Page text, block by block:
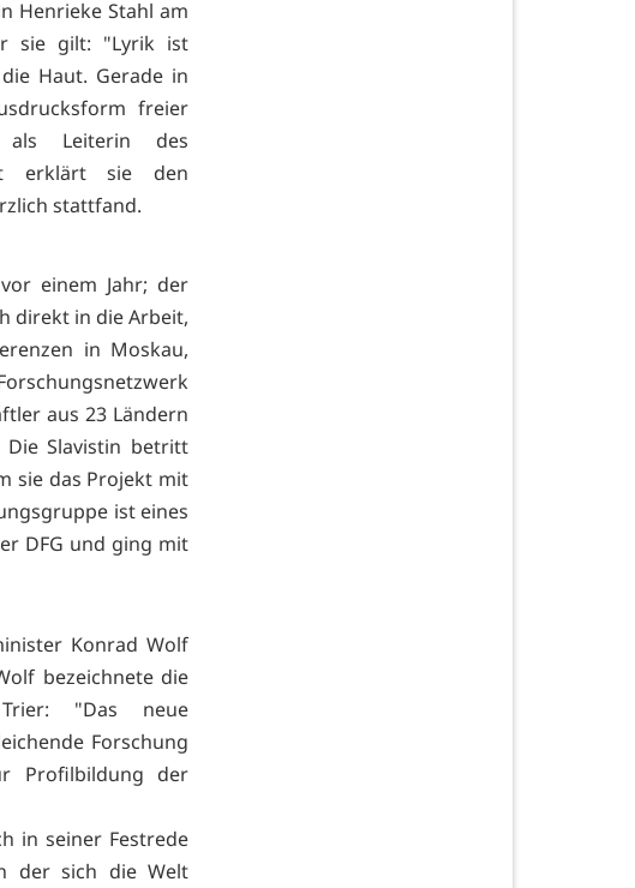
Henrieke Stahl am
sie gilt: "Lyrik ist
Haut. Gerade in
freier
als Leiterin des
erklärt sie den
stattfand.
einem Jahr; der
direkt in die Arbeit,
in Moskau,
aus 23 Ländern
Die Slavistin betritt
sie das Projekt mit
ist eines
DFG und ging mit
Konrad Wolf
bezeichnete die
"Das neue
Forschung
Profilbildung der
in seiner Festrede
der sich die Welt